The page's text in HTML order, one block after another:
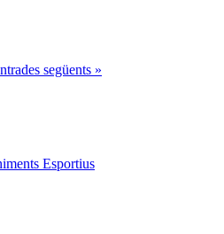
següents »
Esportius